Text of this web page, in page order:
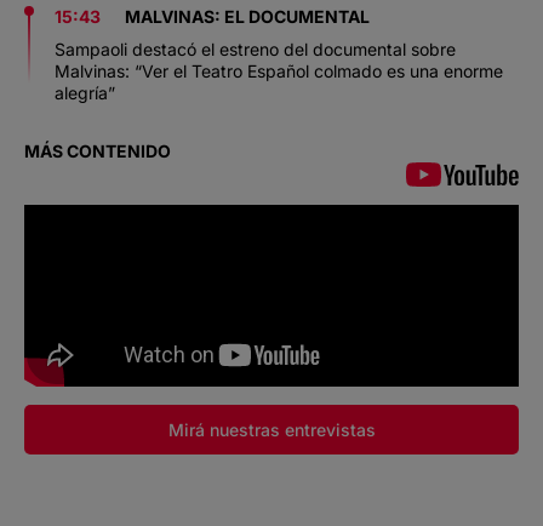
15:43
MALVINAS: EL DOCUMENTAL
Sampaoli destacó el estreno del documental sobre
Malvinas: “Ver el Teatro Español colmado es una enorme
alegría”
MÁS CONTENIDO
Mirá nuestras entrevistas